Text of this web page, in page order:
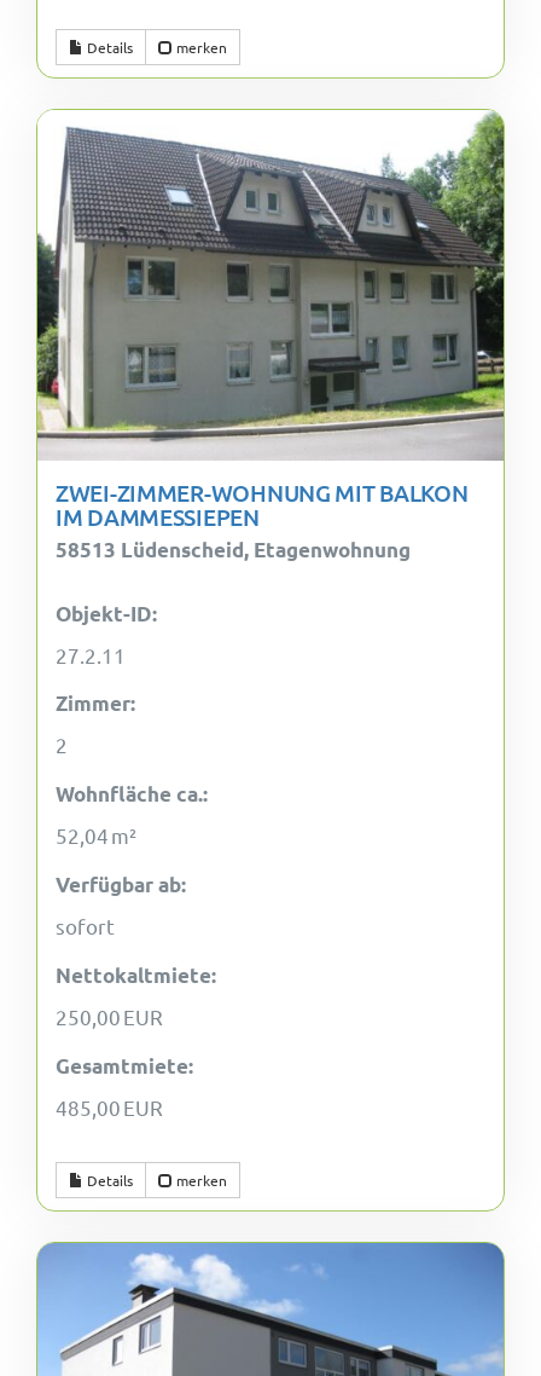
Details merken
ZWEI-ZIMMER-WOHNUNG MIT BALKON
IM DAMMESSIEPEN
58513 Lüdenscheid, Etagenwohnung
Objekt-ID:
27.2.11
Zimmer:
2
Wohnfläche ca.:
52,04 m²
Verfügbar ab:
sofort
Nettokaltmiete:
250,00 EUR
Gesamtmiete:
485,00 EUR
Details merken